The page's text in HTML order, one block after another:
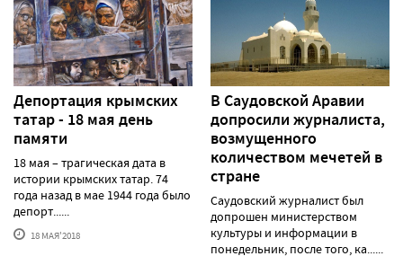
Депортация крымских
татар - 18 мая день
памяти
18 мая – трагическая дата в
истории крымских татар. 74
года назад в мае 1944 года было
депорт......
18 МАЯ'2018
В Саудовской Аравии
допросили журналиста,
возмущенного
количеством мечетей в
стране
Саудовский журналист был
допрошен министерством
культуры и информации в
понедельник, после того, ка......